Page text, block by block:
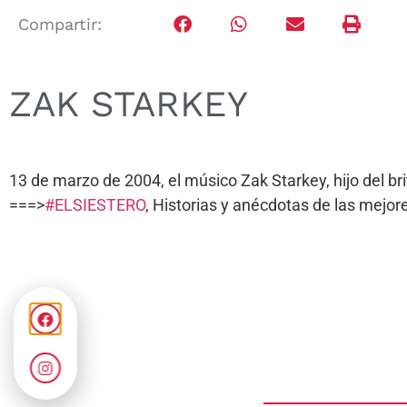
Compartir:
ZAK STARKEY
13 de marzo de 2004, el músico Zak Starkey, hijo del
===>#ELSIESTERO, Historias y anécdotas de las